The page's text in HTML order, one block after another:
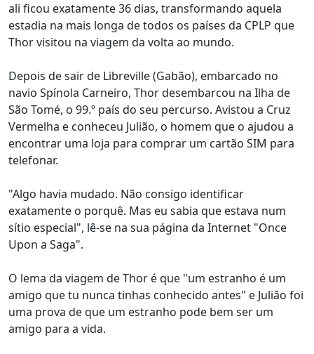
ali ficou exatamente 36 dias, transformando aquela
estadia na mais longa de todos os países da CPLP que
Thor visitou na viagem da volta ao mundo.
Depois de sair de Libreville (Gabão), embarcado no
navio Spínola Carneiro, Thor desembarcou na Ilha de
São Tomé, o 99.º país do seu percurso. Avistou a Cruz
Vermelha e conheceu Julião, o homem que o ajudou a
encontrar uma loja para comprar um cartão SIM para
telefonar.
"Algo havia mudado. Não consigo identificar
exatamente o porquê. Mas eu sabia que estava num
sítio especial", lê-se na sua página da Internet "Once
Upon a Saga".
O lema da viagem de Thor é que "um estranho é um
amigo que tu nunca tinhas conhecido antes" e Julião foi
uma prova de que um estranho pode bem ser um
amigo para a vida.